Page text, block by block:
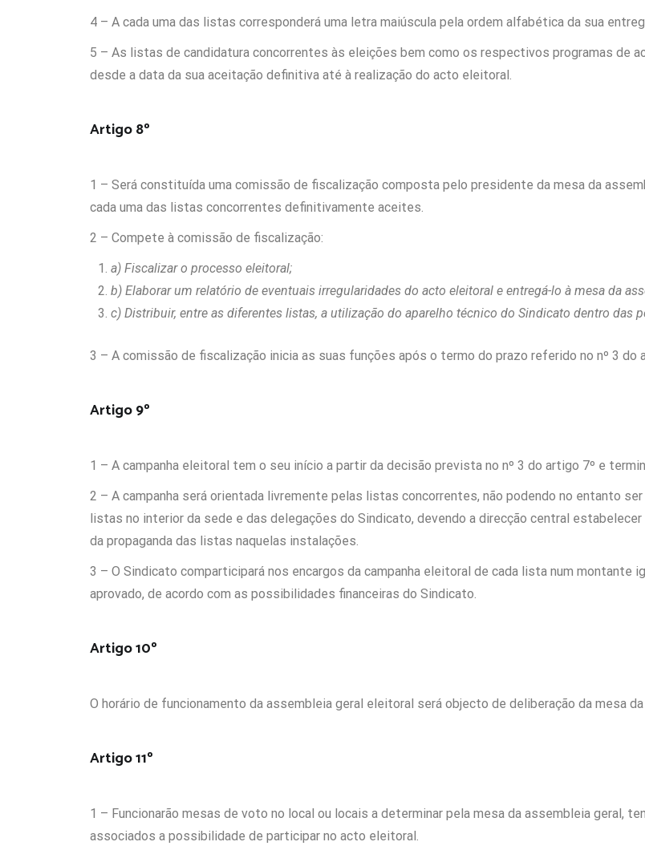
4 – A cada uma das listas corresponderá uma letra maiúscula pela ordem alfabética da sua
5 – As listas de candidatura concorrentes às eleições bem como os respectivos programas de
desde a data da sua aceitação definitiva até à realização do acto eleitoral.
Artigo 8º
1 – Será constituída uma comissão de fiscalização composta pelo presidente da mesa da
cada uma das listas concorrentes definitivamente aceites.
2 – Compete à comissão de fiscalização:
a) Fiscalizar o processo eleitoral;
b) Elaborar um relatório de eventuais irregularidades do acto eleitoral e entregá-lo à mesa da
c) Distribuir, entre as diferentes listas, a utilização do aparelho técnico do Sindicato dentro das
3 – A comissão de fiscalização inicia as suas funções após o termo do prazo referido no nº 3 do
Artigo 9º
1 – A campanha eleitoral tem o seu início a partir da decisão prevista no nº 3 do artigo 7º e
2 – A campanha será orientada livremente pelas listas concorrentes, não podendo no entanto
listas no interior da sede e das delegações do Sindicato, devendo a direcção central
da propaganda das listas naquelas instalações.
3 – O Sindicato comparticipará nos encargos da campanha eleitoral de cada lista num montante
aprovado, de acordo com as possibilidades financeiras do Sindicato.
Artigo 10º
O horário de funcionamento da assembleia geral eleitoral será objecto de deliberação da mesa
Artigo 11º
1 – Funcionarão mesas de voto no local ou locais a determinar pela mesa da assembleia geral,
associados a possibilidade de participar no acto eleitoral.